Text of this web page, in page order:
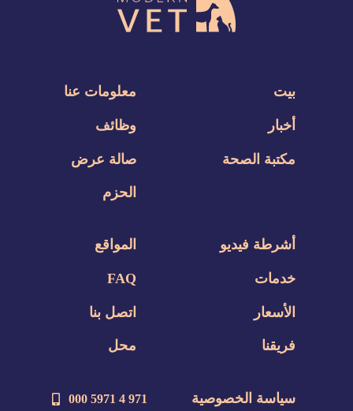
بيت
أخبار
مكتبة الصحة
معلومات عنا
وظائف
صالة عرض
الحزم
أشرطة فيديو
خدمات
الأسعار
فريقنا
المواقع
FAQ
اتصل بنا
محل
سياسة الخصوصية 971 4 5971 000